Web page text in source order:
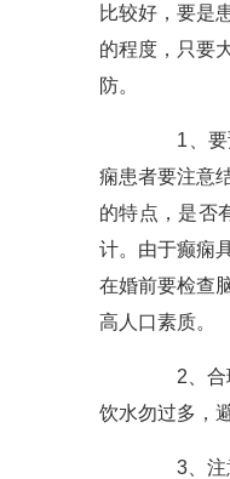
比较好，要是
的程度，只要
防。
1、要预
痫患者要注意
的特点，是否
计。由于癫痫
在婚前要检查
高人口素质。
2、合理
饮水勿过多，
3、注意